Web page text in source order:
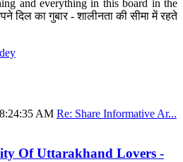
and everything in this board in the
दिल का गुबार - शालीनता की सीमा में रहते
AM Re: Share Informative Ar...
Of Uttarakhand Lovers -